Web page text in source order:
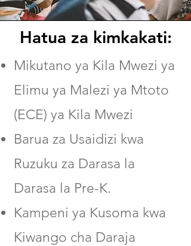
Hatua za kimkakati:
Mikutano ya Kila Mwezi ya
Elimu ya Malezi ya Mtoto
(ECE) ya Kila Mwezi
Barua za Usaidizi kwa
Ruzuku za Darasa la
Darasa la Pre-K.
Kampeni ya Kusoma kwa
Kiwango cha Daraja